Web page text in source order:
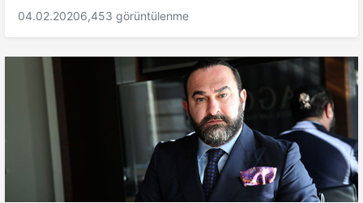
04.02.20206,453 görüntülenme